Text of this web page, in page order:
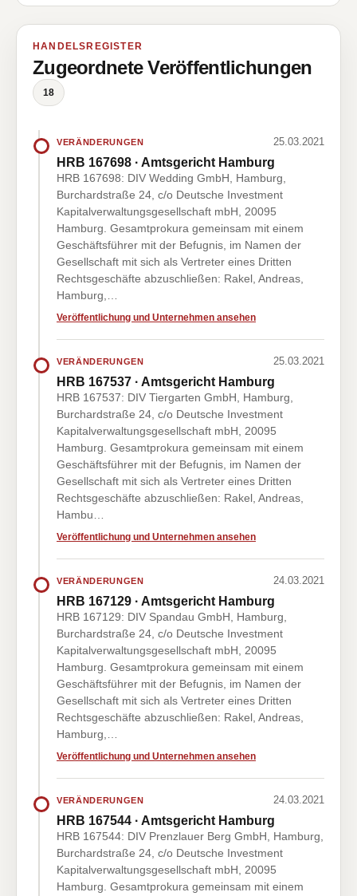
HANDELSREGISTER
Zugeordnete Veröffentlichungen
18
VERÄNDERUNGEN 25.03.2021
HRB 167698 · Amtsgericht Hamburg
HRB 167698: DIV Wedding GmbH, Hamburg,
Burchardstraße 24, c/o Deutsche Investment
Kapitalverwaltungsgesellschaft mbH, 20095
Hamburg. Gesamtprokura gemeinsam mit einem
Geschäftsführer mit der Befugnis, im Namen der
Gesellschaft mit sich als Vertreter eines Dritten
Rechtsgeschäfte abzuschließen: Rakel, Andreas,
Hamburg,…
Veröffentlichung und Unternehmen ansehen
VERÄNDERUNGEN 25.03.2021
HRB 167537 · Amtsgericht Hamburg
HRB 167537: DIV Tiergarten GmbH, Hamburg,
Burchardstraße 24, c/o Deutsche Investment
Kapitalverwaltungsgesellschaft mbH, 20095
Hamburg. Gesamtprokura gemeinsam mit einem
Geschäftsführer mit der Befugnis, im Namen der
Gesellschaft mit sich als Vertreter eines Dritten
Rechtsgeschäfte abzuschließen: Rakel, Andreas,
Hambu…
Veröffentlichung und Unternehmen ansehen
VERÄNDERUNGEN 24.03.2021
HRB 167129 · Amtsgericht Hamburg
HRB 167129: DIV Spandau GmbH, Hamburg,
Burchardstraße 24, c/o Deutsche Investment
Kapitalverwaltungsgesellschaft mbH, 20095
Hamburg. Gesamtprokura gemeinsam mit einem
Geschäftsführer mit der Befugnis, im Namen der
Gesellschaft mit sich als Vertreter eines Dritten
Rechtsgeschäfte abzuschließen: Rakel, Andreas,
Hamburg,…
Veröffentlichung und Unternehmen ansehen
VERÄNDERUNGEN 24.03.2021
HRB 167544 · Amtsgericht Hamburg
HRB 167544: DIV Prenzlauer Berg GmbH, Hamburg,
Burchardstraße 24, c/o Deutsche Investment
Kapitalverwaltungsgesellschaft mbH, 20095
Hamburg. Gesamtprokura gemeinsam mit einem